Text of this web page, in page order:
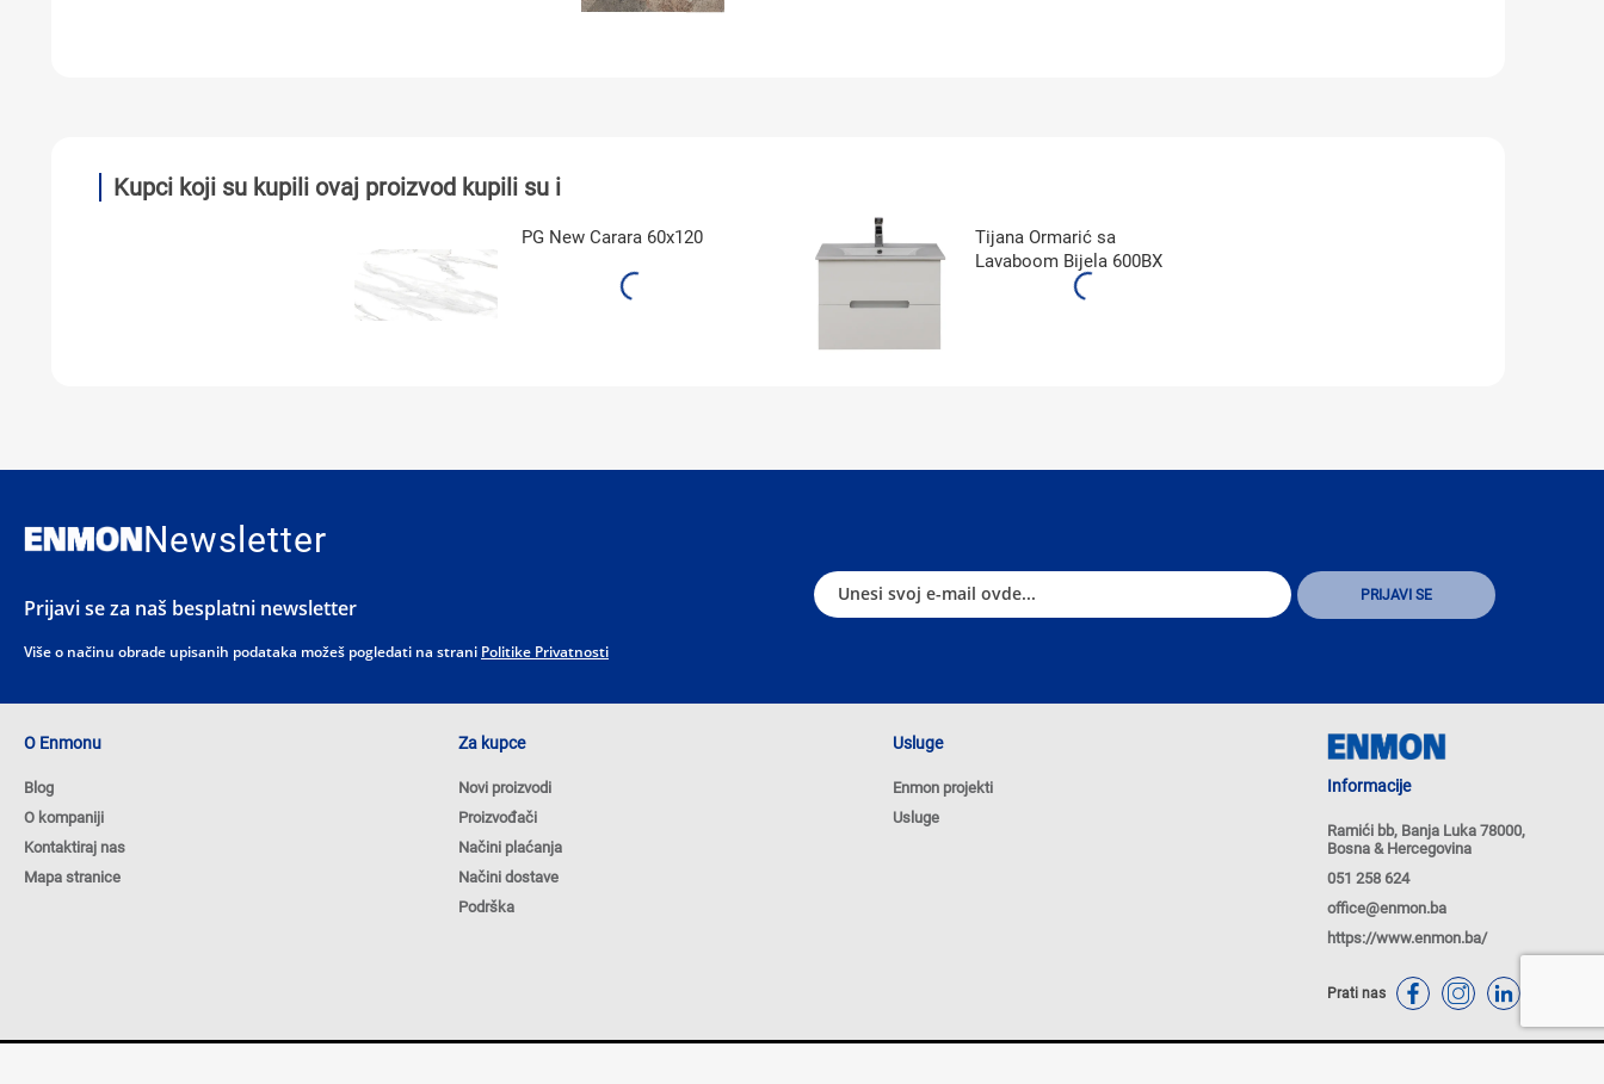
Kupci koji su kupili ovaj proizvod kupili su i
PG New Carara 60x120
Tijana Ormarić sa
Lavaboom Bijela 600BX
Newsletter
Prijavi se za naš besplatni newsletter
Više o načinu obrade upisanih podataka možeš pogledati na strani Politike Privatnosti
O Enmonu
Blog
O kompaniji
Kontaktiraj nas
Mapa stranice
Za kupce
Novi proizvodi
Proizvođači
Načini plaćanja
Načini dostave
Podrška
Usluge
Enmon projekti
Usluge
Informacije
Ramići bb, Banja Luka 78000,
Bosna & Hercegovina
051 258 624
office@enmon.ba
https://www.enmon.ba/
Prati nas